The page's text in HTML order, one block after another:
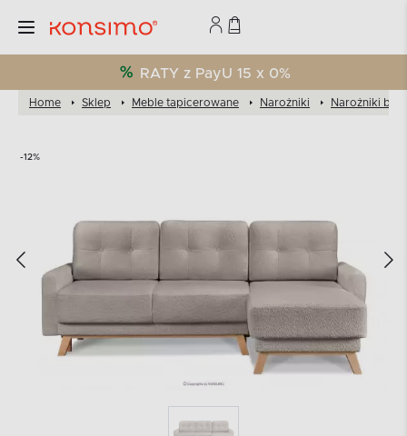
RATY z PayU 15 x 0%
Home Sklep Meble tapicerowane Narożniki Narożniki
-12%